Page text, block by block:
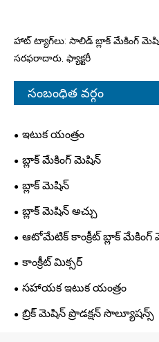
హాట్ ట్యాగ్‌లు: సాలిడ్ బ్లాక్ మేకింగ్
సరఫరాదారు, ఫ్యాక్టరీ
సంబంధిత వర్గం
ఇటుక యంత్రం
బ్లాక్ మేకింగ్ మెషిన్
బ్లాక్ మెషిన్
బ్లాక్ మెషిన్ అచ్చు
ఆటోమేటిక్ కాంక్రీట్ బ్లాక్ మేకింగ్
కాంక్రీట్ మిక్సర్
సహాయక ఇటుక యంత్రం
బ్రిక్ మెషిన్ ప్రొడక్షన్ సొల్యూషన్స్